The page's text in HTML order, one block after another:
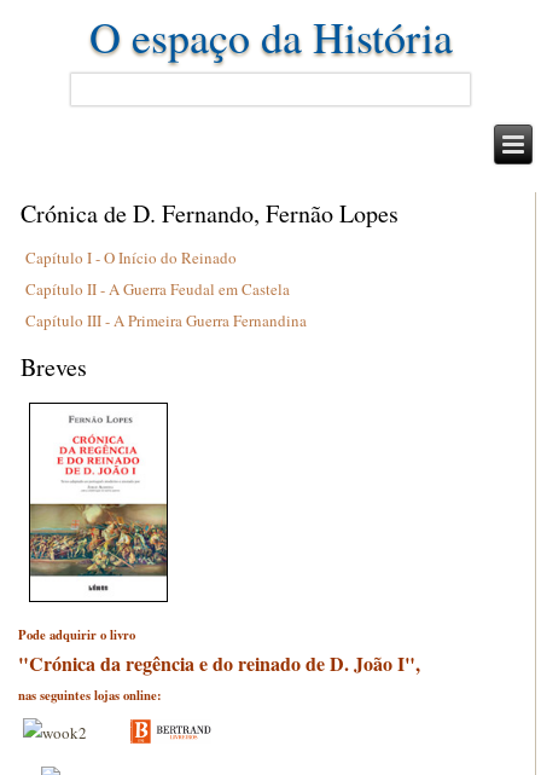
O espaço da História
Crónica de D. Fernando, Fernão Lopes
Capítulo I - O Início do Reinado
Capítulo II - A Guerra Feudal em Castela
Capítulo III - A Primeira Guerra Fernandina
Breves
Pode adquirir o livro
"Crónica da regência e do reinado de D. João I",
nas seguintes lojas online: